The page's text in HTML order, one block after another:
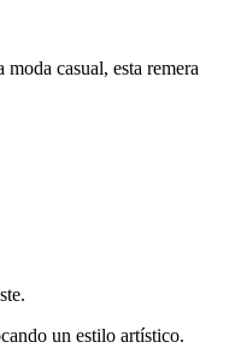
casual, esta remera
un estilo artístico.